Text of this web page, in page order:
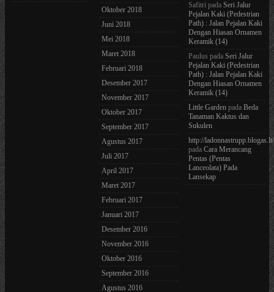
Oktober 2018
Juni 2018
Mei 2018
Maret 2018
Februari 2018
Desember 2017
November 2017
Oktober 2017
September 2017
Agustus 2017
Juli 2017
April 2017
Maret 2017
Februari 2017
Januari 2017
Desember 2016
November 2016
Oktober 2016
September 2016
Agustus 2016
Safitri padaSeri Jalur
Pejalan Kaki (Pedestrian
Path) : Jalan Pejalan Kaki
Dengan Hiasan Ornamen
Keramik (14)
Paulus padaSeri Jalur
Pejalan Kaki (Pedestrian
Path) : Jalan Pejalan Kaki
Dengan Hiasan Ornamen
Keramik (14)
Little Garden padaBeda
Tanaman Kaktus dan
Sukulen
http://ladonnastrupp.blogas.lt/
padaCara Merancang
Pentas (Pentas
Lanceolata) Pada
Lansekap